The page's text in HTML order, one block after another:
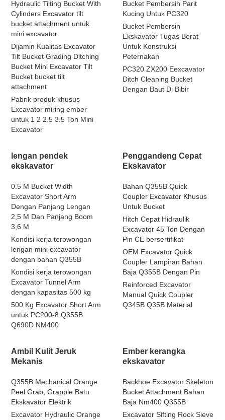
Hydraulic Tilting Bucket With
Cylinders Excavator tilt
bucket attachment untuk
mini excavator
Dijamin Kualitas Excavator
Tilt Bucket Grading Ditching
Bucket Mini Excavator Tilt
Bucket bucket tilt
attachment
Pabrik produk khusus
Excavator miring ember
untuk 1 2 2.5 3.5 Ton Mini
Excavator
Bucket Pembersih Parit
Kucing Untuk PC320
Bucket Pembersih
Ekskavator Tugas Berat
Untuk Konstruksi
Peternakan
PC320 ZX200 Eexcavator
Ditch Cleaning Bucket
Dengan Baut Di Bibir
lengan pendek
ekskavator
0.5 M Bucket Width
Excavator Short Arm
Dengan Panjang Lengan
2,5 M Dan Panjang Boom
3,6 M
Kondisi kerja terowongan
lengan mini excavator
dengan bahan Q355B
Kondisi kerja terowongan
Excavator Tunnel Arm
dengan kapasitas 500 kg
500 Kg Excavator Short Arm
untuk PC200-8 Q355B
Q690D NM400
Penggandeng Cepat
Ekskavator
Bahan Q355B Quick
Coupler Excavator Khusus
Untuk Bucket
Hitch Cepat Hidraulik
Excavator 45 Ton Dengan
Pin CE bersertifikat
OEM Excavator Quick
Coupler Lampiran Bahan
Baja Q355B Dengan Pin
Reinforced Excavator
Manual Quick Coupler
Q345B Q35B Material
Ambil Kulit Jeruk
Mekanis
Q355B Mechanical Orange
Peel Grab, Grapple Batu
Ekskavator Elektrik
Excavator Hydraulic Orange
Ember kerangka
ekskavator
Backhoe Excavator Skeleton
Bucket Attachment Bahan
Baja Nm400 Q355B
Excavator Sifting Rock Sieve